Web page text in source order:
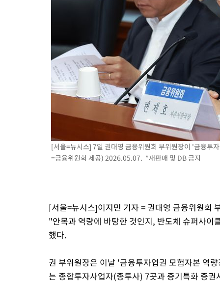
[서울=뉴시스] 7일 권대영 금융위원회 부위원장이 '금융투
=금융위원회 제공) 2026.05.07. *재판매 및 DB 금지
[서울=뉴시스]이지민 기자 = 권대영 금융위원회
"안목과 역량에 바탕한 것인지, 반도체 슈퍼사
했다.
권 부위원장은 이날 '금융투자업권 모험자본 역
는 종합투자사업자(종투사) 7곳과 증기특화 증